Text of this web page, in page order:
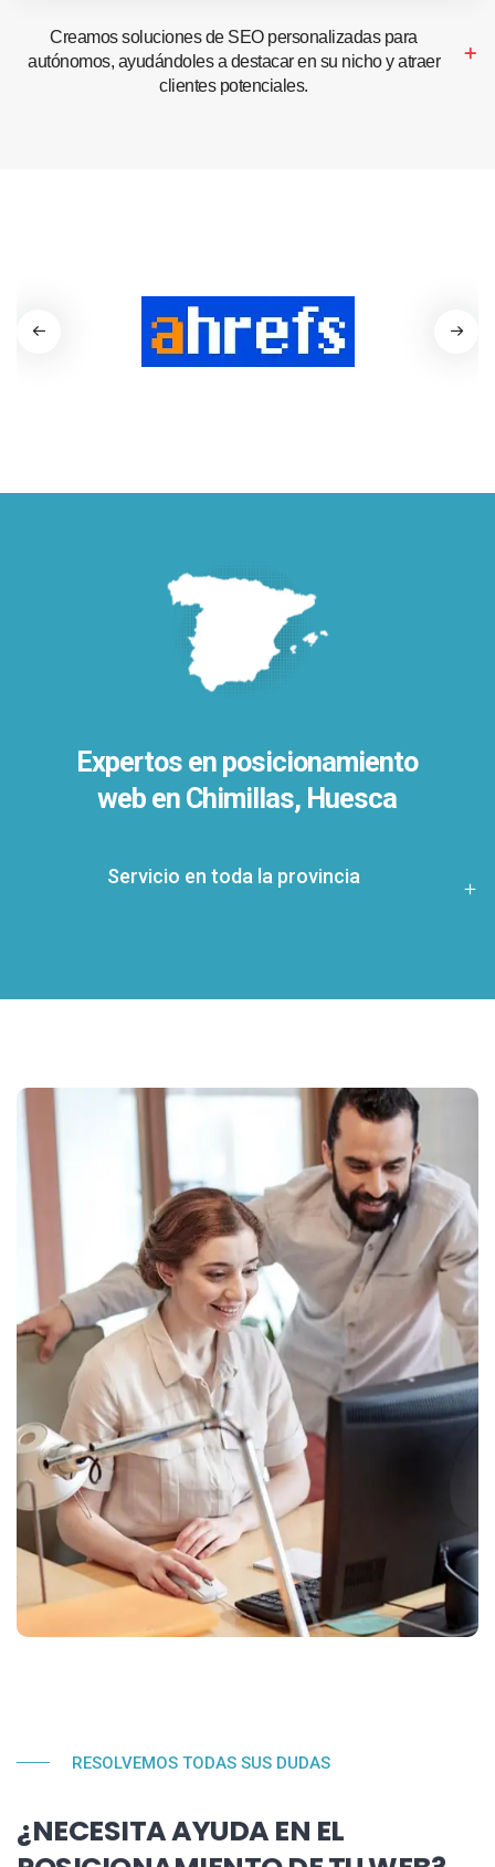
Creamos soluciones de SEO personalizadas para
autónomos, ayudándoles a destacar en su nicho y atraer
clientes potenciales.
Expertos en posicionamiento
web en Chimillas, Huesca
Servicio en toda la provincia
RESOLVEMOS TODAS SUS DUDAS
¿NECESITA AYUDA EN EL